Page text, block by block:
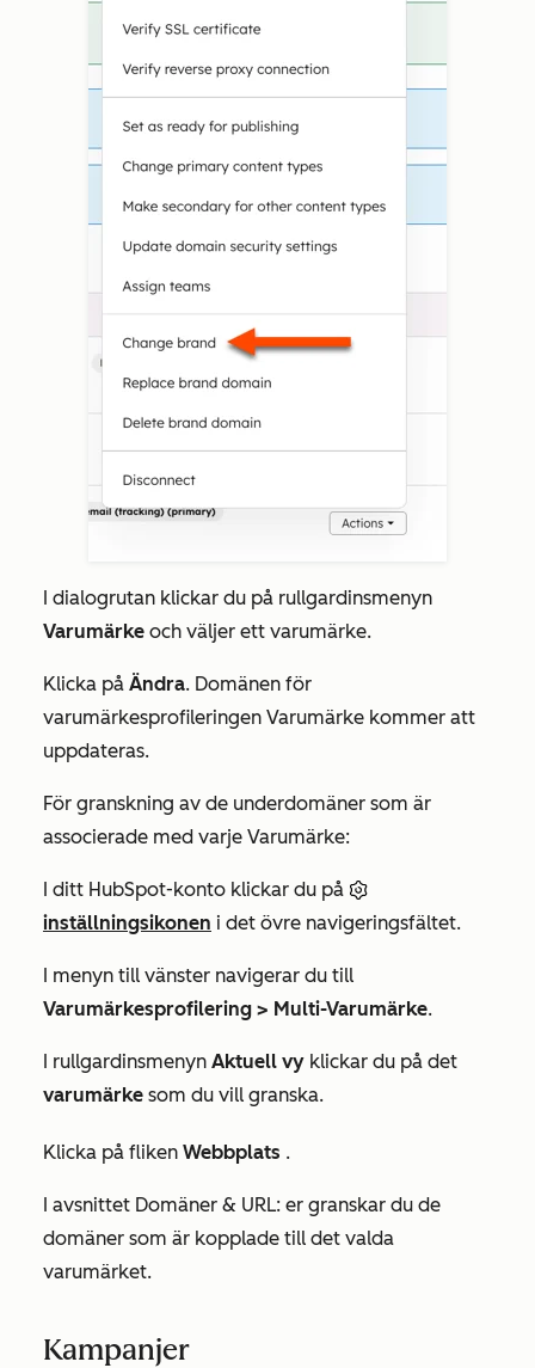
I dialogrutan klickar du på rullgardinsmenyn
Varumärke och väljer ett varumärke.
Klicka på Ändra. Domänen för
varumärkesprofileringen Varumärke kommer att
uppdateras.
För granskning av de underdomäner som är
associerade med varje Varumärke:
I ditt HubSpot-konto klickar du på
inställningsikonen i det övre navigeringsfältet.
I menyn till vänster navigerar du till
Varumärkesprofilering > Multi-Varumärke.
I rullgardinsmenyn Aktuell vy klickar du på det
varumärke som du vill granska.
Klicka på fliken Webbplats .
I avsnittet Domäner & URL: er granskar du de
domäner som är kopplade till det valda
varumärket.
Kampanjer